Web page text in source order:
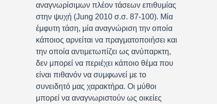
αναγνωρίσιμων πλέον τάσεων επιθυμίας
στην ψυχή (Jung 2010 σ.σ. 87-100). Μία
έμφυτη τάση, μία αναγνώριση την οποία
κάποιος αρνείται να πραγματοποιήσει και
την οποία αντιμετωπίζει ως ανύπαρκτη,
δεν μπορεί να περιέχει κάποιο θέμα που
είναι πιθανόν να συμφωνεί με το
συνειδητό μας χαρακτήρα. Οι μύθοι
μπορεί να αναγνωριστούν ως οικείες